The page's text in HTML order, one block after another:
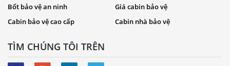
Bốt bảo vệ an ninh
Giá cabin bảo vệ
Cabin bảo vệ cao cấp
Cabin nhà bảo vệ
TÌM CHÚNG TÔI TRÊN